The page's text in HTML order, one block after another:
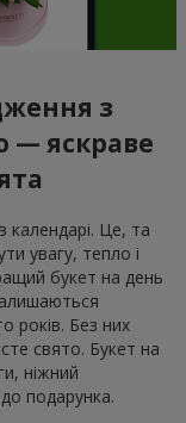
з
— яскраве
Це, та
увагу, тепло і
букет на день
років. Без них
свято. Букет на
ніжний
подарунка.